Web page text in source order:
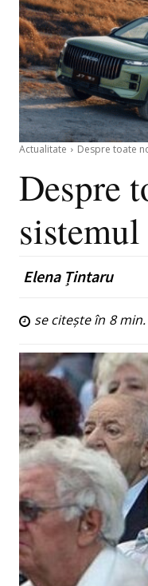
Actualitate Despre toate
Despre
Elena Țintaru
se citește în 8min.